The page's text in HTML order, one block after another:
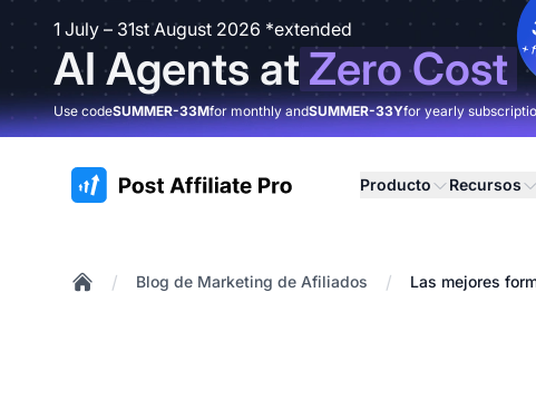
1 July – 31st August 2026 *extended
AI Agents atZero Cost +
Use codeSUMMER-33Mfor monthly andSUMMER-33Yfor yearly
:site.title Producto Recursos
/ Blog de Marketing de Afiliados / Las mejores